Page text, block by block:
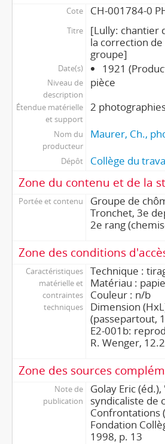
Cote CH-001784-0
Titre
[Lully: chantier
la correction
groupe]
Date(s) 1921
Niveau de
description
pièce
Étendue matérielle
et support
2
Nom du
producteur
Maurer, Ch.,
Dépôt Collège du
Zone du contenu et de la
Portée et contenu
Groupe de
Tronchet, 3e
2e rang
Zone des conditions
Caractéristiques
matérielle et
contraintes
techniques
Technique :
Matériau :
Couleur : n/b
Dimension
(passepartout,
E2-001b:
R. Wenger,
Zone des sources
Note de
publication
Golay Eric
syndicaliste de
Confrontations
Fondation
1998, p. 13